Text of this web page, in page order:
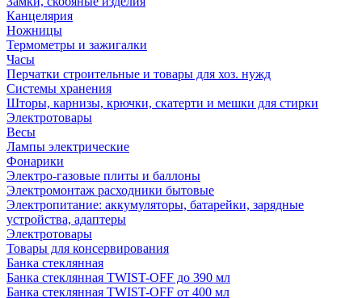
Канцелярия
Ножницы
Термометры и зажигалки
Часы
Перчатки строительные и товары для хоз. нужд
Системы хранения
Шторы, карнизы, крючки, скатерти и мешки для стирки
Электротовары
Весы
Лампы электрические
Фонарики
Электро-газовые плиты и баллоны
Электромонтаж расходники бытовые
Электропитание: аккумуляторы, батарейки, зарядные
устройства, адаптеры
Электротовары
Товары для консервирования
Банка стеклянная
Банка стеклянная TWIST-OFF до 390 мл
Банка стеклянная TWIST-OFF от 400 мл